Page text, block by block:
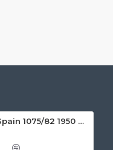
España Spain 1075/82 1950 Centenario del sello MNH